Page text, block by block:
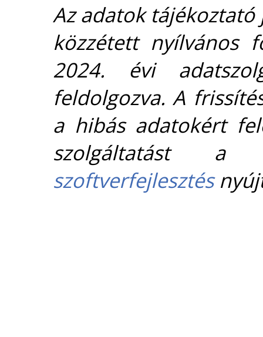
Az adatok
közzétett nyílvános
2024. évi
feldolgozva. A
a hibás adatokért
szolgáltatást
szoftverfejlesztés